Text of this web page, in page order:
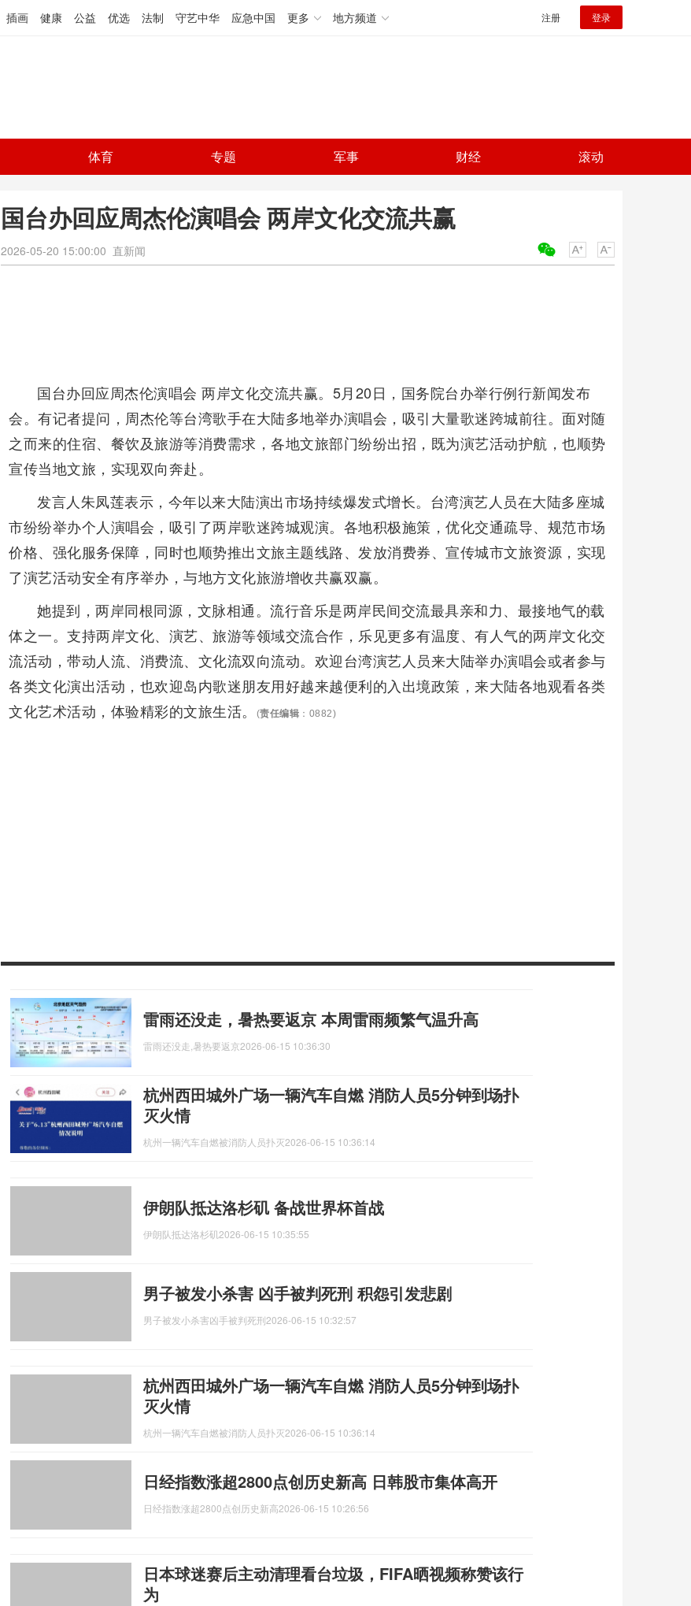
插画 健康 公益 优选 法制 守艺中华 应急中国 更多 地方频道 注册 登录
体育 专题 军事 财经 滚动
国台办回应周杰伦演唱会 两岸文化交流共赢
2026-05-20 15:00:00 直新闻
国台办回应周杰伦演唱会 两岸文化交流共赢。5月20日，国务院台办举行例行新闻发布
会。有记者提问，周杰伦等台湾歌手在大陆多地举办演唱会，吸引大量歌迷跨城前往。面对随
之而来的住宿、餐饮及旅游等消费需求，各地文旅部门纷纷出招，既为演艺活动护航，也顺势
宣传当地文旅，实现双向奔赴。
发言人朱凤莲表示，今年以来大陆演出市场持续爆发式增长。台湾演艺人员在大陆多座城
市纷纷举办个人演唱会，吸引了两岸歌迷跨城观演。各地积极施策，优化交通疏导、规范市场
价格、强化服务保障，同时也顺势推出文旅主题线路、发放消费券、宣传城市文旅资源，实现
了演艺活动安全有序举办，与地方文化旅游增收共赢双赢。
她提到，两岸同根同源，文脉相通。流行音乐是两岸民间交流最具亲和力、最接地气的载
体之一。支持两岸文化、演艺、旅游等领域交流合作，乐见更多有温度、有人气的两岸文化交
流活动，带动人流、消费流、文化流双向流动。欢迎台湾演艺人员来大陆举办演唱会或者参与
各类文化演出活动，也欢迎岛内歌迷朋友用好越来越便利的入出境政策，来大陆各地观看各类
文化艺术活动，体验精彩的文旅生活。
(责任编辑 ：0882)
雷雨还没走，暑热要返京 本周雷雨频繁气温升高
雷雨还没走,暑热要返京2026-06-15 10:36:30
杭州西田城外广场一辆汽车自燃 消防人员5分钟到场扑
灭火情
杭州一辆汽车自燃被消防人员扑灭2026-06-15 10:36:14
伊朗队抵达洛杉矶 备战世界杯首战
伊朗队抵达洛杉矶2026-06-15 10:35:55
男子被发小杀害 凶手被判死刑 积怨引发悲剧
男子被发小杀害凶手被判死刑2026-06-15 10:32:57
杭州西田城外广场一辆汽车自燃 消防人员5分钟到场扑
灭火情
杭州一辆汽车自燃被消防人员扑灭2026-06-15 10:36:14
日经指数涨超2800点创历史新高 日韩股市集体高开
日经指数涨超2800点创历史新高2026-06-15 10:26:56
日本球迷赛后主动清理看台垃圾，FIFA晒视频称赞该行
为